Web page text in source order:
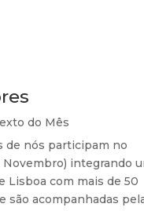
do Mês
de nós participam no
integrando
Lisboa com mais de 50
são acompanhadas